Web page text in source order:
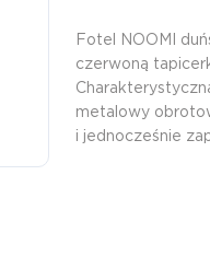
Fotel NOOMI
czerwoną
metalowy
i jednocześnie